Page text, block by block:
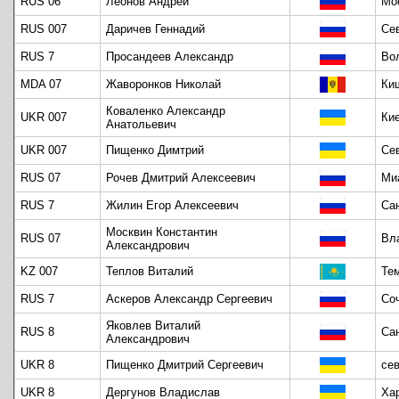
RUS 007 Даричев Геннадий
RUS 7 Просандеев Александр
MDA 07 Жаворонков Николай
UKR 007
Коваленко Александр
Анатольевич
UKR 007 Пищенко Димтрий
RUS 07 Рочев Дмитрий Алексеевич
RUS 7 Жилин Егор Алексеевич
RUS 07
Москвин Константин
Александрович
KZ 007 Теплов Виталий
RUS 7 Аскеров Александр Сергеевич
RUS 8
Яковлев Виталий
Александрович
UKR 8 Пищенко Дмитрий Сергеевич
UKR 8 Дергунов Владислав